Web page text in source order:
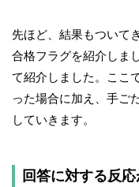
先ほど、結果もついて
合格フラグを紹介しま
て紹介しました。ここ
った場合に加え、手ご
していきます。
回答に対する反